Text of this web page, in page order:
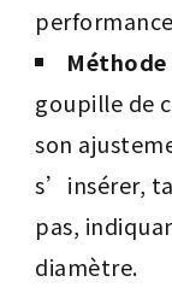
goupille de
son
s’insérer,
pas,
diamètre.